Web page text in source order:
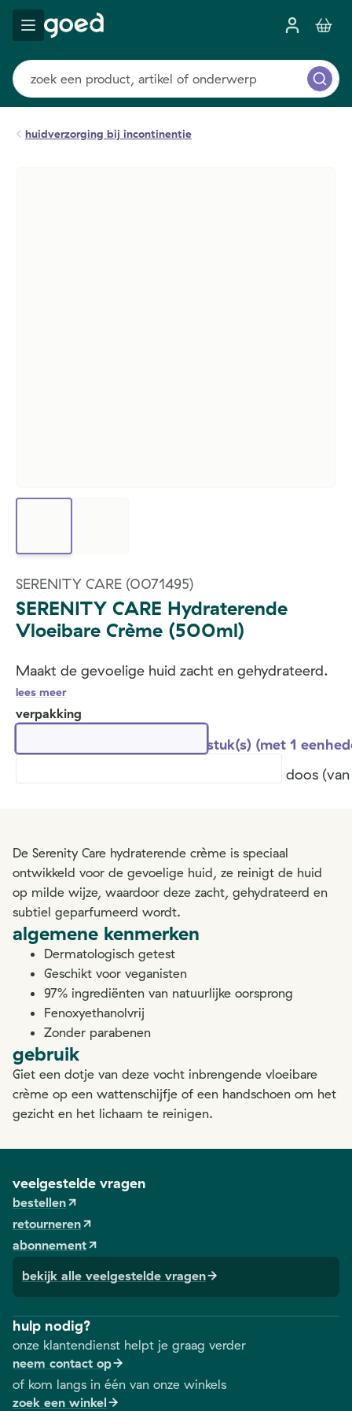
huidverzorging bij incontinentie
SERENITY CARE (0071495)
SERENITY CARE Hydraterende
Vloeibare Crème (500ml)
Maakt de gevoelige huid zacht en gehydrateerd.
lees meer
verpakking
stuk(s) (met 1
doos
De Serenity Care hydraterende crème is speciaal
ontwikkeld voor de gevoelige huid, ze reinigt de huid
op milde wijze, waardoor deze zacht, gehydrateerd en
subtiel geparfumeerd wordt.
algemene kenmerken
Dermatologisch getest
Geschikt voor veganisten
97% ingrediënten van natuurlijke oorsprong
Fenoxyethanolvrij
Zonder parabenen
gebruik
Giet een dotje van deze vocht inbrengende vloeibare
crème op een wattenschijfje of een handschoen om het
gezicht en het lichaam te reinigen.
veelgestelde vragen
bestellen
retourneren
abonnement
bekijk alle veelgestelde vragen
hulp nodig?
onze klantendienst helpt je graag verder
neem contact op
of kom langs in één van onze winkels
zoek een winkel